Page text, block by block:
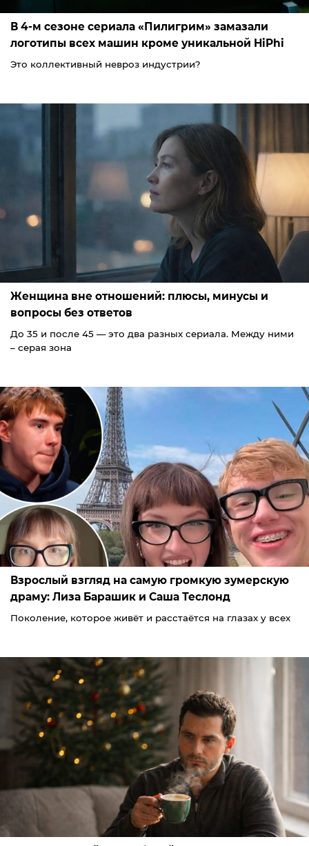
В 4-м сезоне сериала «Пилигрим» замазали
логотипы всех машин кроме уникальной HiPhi
Это коллективный невроз индустрии?
Женщина вне отношений: плюсы, минусы и
вопросы без ответов
До 35 и после 45 — это два разных сериала. Между ними
– серая зона
Взрослый взгляд на самую громкую зумерскую
драму: Лиза Барашик и Саша Теслонд
Поколение, которое живёт и расстаётся на глазах у всех